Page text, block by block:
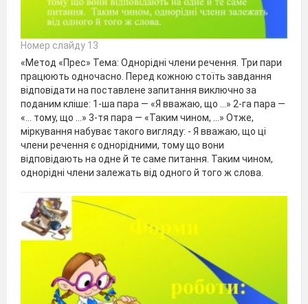
Номер слайду 13
«Метод «Прес» Тема: Однорідні члени речення. Три пари
працюють одночасно. Перед кожною стоїть завдання
відповідати на поставлене запитання виключно за
поданим кліше: 1-ша пара — «Я вважаю, що ...» 2-га пара —
«... тому, що ...» 3-тя пара — «Таким чином, ...» Отже,
міркування набуває такого вигляду: - Я вважаю, що ці
члени речення є однорідними, тому що вони
відповідають на одне й те саме питання. Таким чином,
однорідні члени залежать від одного й того ж слова.